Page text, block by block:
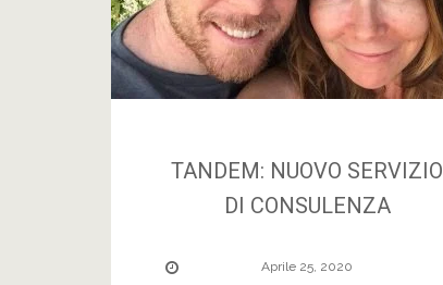
TANDEM: NUOVO SERVIZIO
DI CONSULENZA
Aprile 25, 2020